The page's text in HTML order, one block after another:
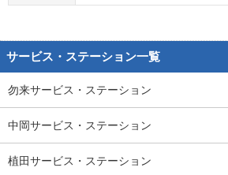
サービス・ステーション一覧
勿来サービス・ステーション
中岡サービス・ステーション
植田サービス・ステーション